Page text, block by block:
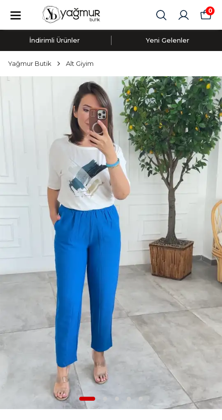
0
İndirimli Ürünler Yeni Gelenler
Yağmur Butik Alt Giyim